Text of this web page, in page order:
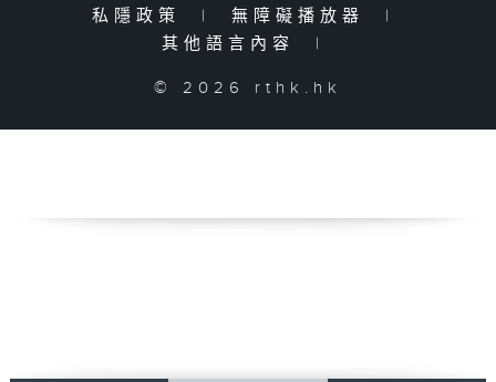
私隱政策
| 無障礙播放器
|
其他語言內容
|
© 2026 rthk.hk